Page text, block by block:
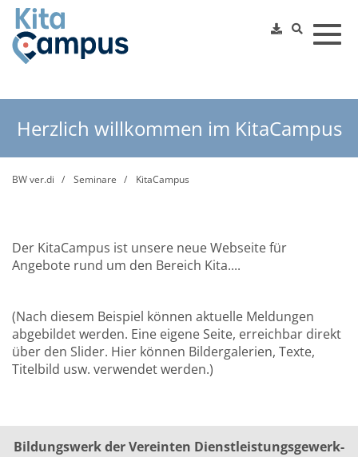
Herzlich willkommen im KitaCampus
BW ver.di Seminare KitaCampus
Der KitaCampus ist unsere neue Webseite für
Angebote rund um den Bereich Kita....
(Nach diesem Beispiel können aktuelle Meldungen
abgebildet werden. Eine eigene Seite, erreichbar direkt
über den Slider. Hier können Bildergalerien, Texte,
Titelbild usw. verwendet werden.)
Bildungswerk der Vereinten Dienst­leis­tungs­ge­werk­